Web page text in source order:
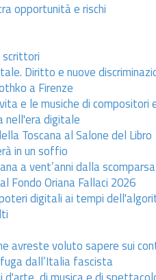
opportunità e rischi
scrittori
Diritto e nuove
a Firenze
e le musiche di compositori
nell'era digitale
Toscana al Salone del Libro
in un soffio
a vent’anni dalla scomparsa
Fondo Oriana Fallaci 2026
digitali ai tempi
avreste voluto sapere sui
dall’Italia fascista